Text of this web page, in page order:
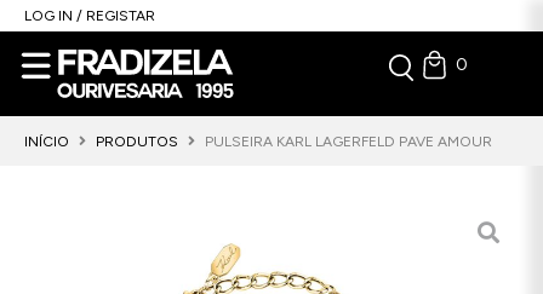
LOG IN / REGISTAR
0
INÍCIO PRODUTOS PULSEIRA KARL LAGERFELD PAVE AMOUR